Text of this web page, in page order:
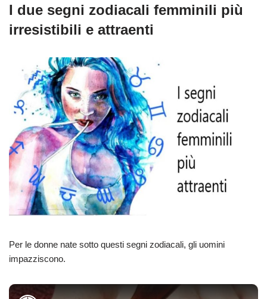
I due segni zodiacali femminili più
irresistibili e attraenti
Per le donne nate sotto questi segni zodiacali, gli uomini
impazziscono.